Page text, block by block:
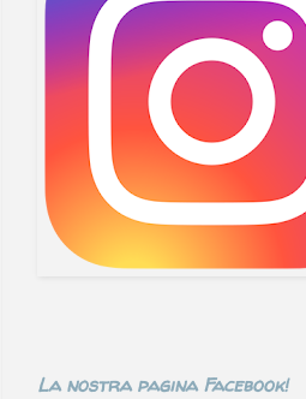
La nostra pagina Facebook!